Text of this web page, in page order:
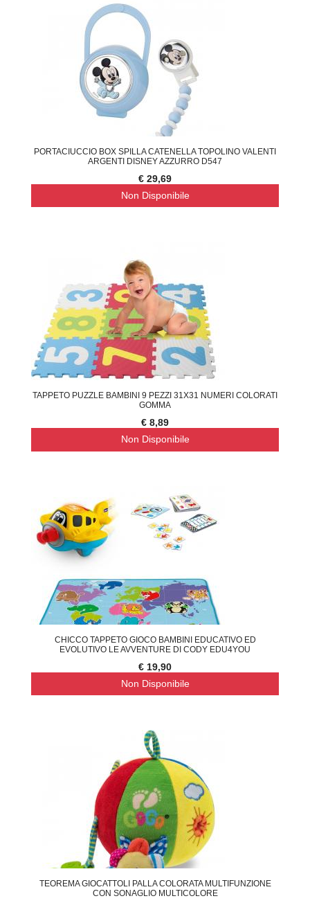
PORTACIUCCIO BOX SPILLA CATENELLA TOPOLINO VALENTI
ARGENTI DISNEY AZZURRO D547
€ 29,69
Non Disponibile
TAPPETO PUZZLE BAMBINI 9 PEZZI 31X31 NUMERI COLORATI
GOMMA
€ 8,89
Non Disponibile
CHICCO TAPPETO GIOCO BAMBINI EDUCATIVO ED
EVOLUTIVO LE AVVENTURE DI CODY EDU4YOU
€ 19,90
Non Disponibile
TEOREMA GIOCATTOLI PALLA COLORATA MULTIFUNZIONE
CON SONAGLIO MULTICOLORE